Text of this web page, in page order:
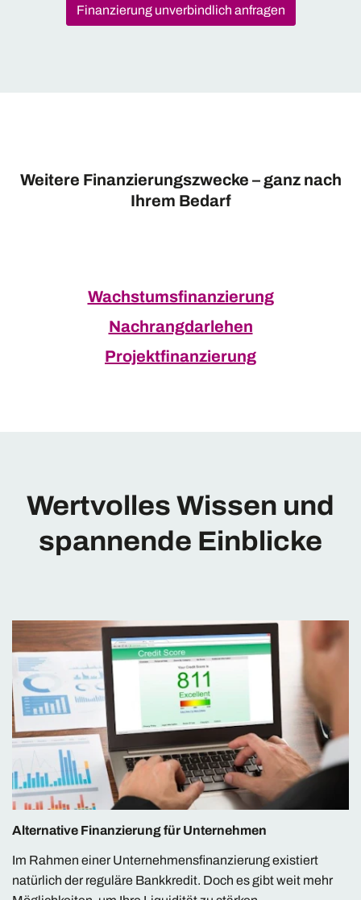
Finanzierung unverbindlich anfragen
Weitere Finanzierungszwecke – ganz nach
Ihrem Bedarf
Wachstumsfinanzierung
Nachrangdarlehen
Projektfinanzierung
Wertvolles Wissen und
spannende Einblicke
Alternative Finanzierung für Unternehmen
Im Rahmen einer Unternehmensfinanzierung existiert
natürlich der reguläre Bankkredit. Doch es gibt weit mehr